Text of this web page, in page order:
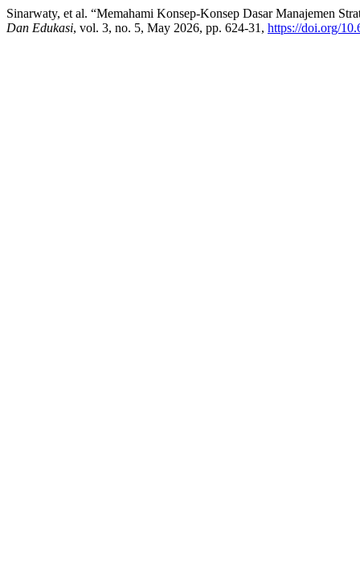
Sinarwaty, et al. “Memahami Konsep-Konsep Dasar Manajemen
Dan Edukasi, vol. 3, no. 5, May 2026, pp. 624-31, https://doi.org/